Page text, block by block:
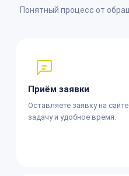
Понятный процесс от
Приём заявки
Оставляете заявку на
задачу и удобное время.